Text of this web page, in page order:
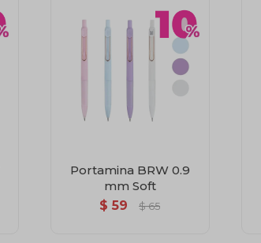
Portamina BRW 0.9
mm Soft
$ 59 $ 65